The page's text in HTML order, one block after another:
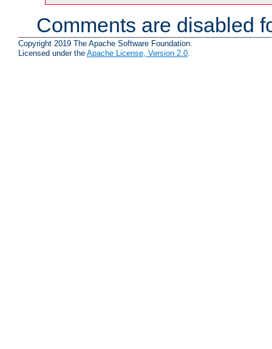
Comments are disabled
Copyright 2019 The Apache Software Foundation.
Licensed under the Apache License, Version 2.0.